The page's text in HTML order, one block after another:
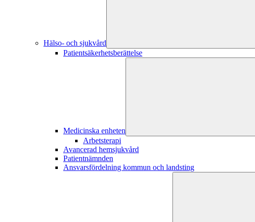
Hälso- och sjukvård
Patientsäkerhetsberättelse
Medicinska enheten
Arbetsterapi
Avancerad hemsjukvård
Patientnämnden
Ansvarsfördelning kommun och landsting